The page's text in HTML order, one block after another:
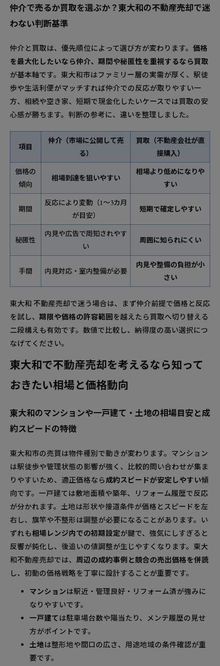
仲介で売るか買取を選ぶか？東大和の不動産売却で迷
わない判断基準
仲介と買取は、優先順位によって選び方が変わります。 価格
を最大化したいなら仲介、期間や秘匿性を重視するなら買取
が基本軸です。東大和市はファミリー層の実需が厚く、駅徒
歩や生活利便がマッチすれば仲介での反応が取りやすい一
方、相続や空き家、短期で現金化したいケースでは買取の安
心感が勝ちます。判断の参考に、違いを整理しました。
項目
仲介（市場に公開して売
る）
買取（不動産会社が直
接購入）
価格の
傾向
相場到達を狙いやすい
相場より低めになりや
すい
期間
反応により変動（1〜3カ月
が目安）
短期で確定しやすい
秘匿性
内見や広告で周知されやす
い
周囲に知られにくい
手間 内見対応・室内整備が必要
内見や整備の負担が小
さい
東大和 不動産売却で迷う場合は、まず仲介前提で価格と反応
を試し、 期限や価格の許容範囲を越えたら買取へ切り替える
二段構えも有効です。数値で比較し、納得度の高い選択につ
なげてください。
東大和で不動産売却を考えるなら知って
おきたい相場と価格動向
東大和のマンションや一戸建て・土地の相場目安と成
約スピードの特徴
東大和市の売買は物件種別で動きが変わります。マンション
は駅徒歩や管理状態の影響が強く、比較的問い合わせが集ま
りやすいため、適正価格なら成約スピードが安定しやすい傾
向です。一戸建ては敷地面積や築年、リフォーム履歴で反応
が分かれます。土地は形状や接道条件が価格とスピードを左
右し、旗竿や不整形は調整が必要になることがあります。い
ずれも相場レンジ内での初期設定が鍵で、強気にしすぎると
反響が鈍化し、後追いの値調整が生じやすくなります。東大
和不動産売却では、 周辺の成約事例と競合の売出価格を併読
し、初動の価格戦略を丁寧に設計することが重要です。
マンションは駅近・管理良好・リフォーム済が強みに
なりやすいです。
一戸建ては駐車場台数や陽当たり、メンテ履歴の見せ
方がポイントです。
土地は整形地や間口の広さ、用途地域の条件確認が重
要です。